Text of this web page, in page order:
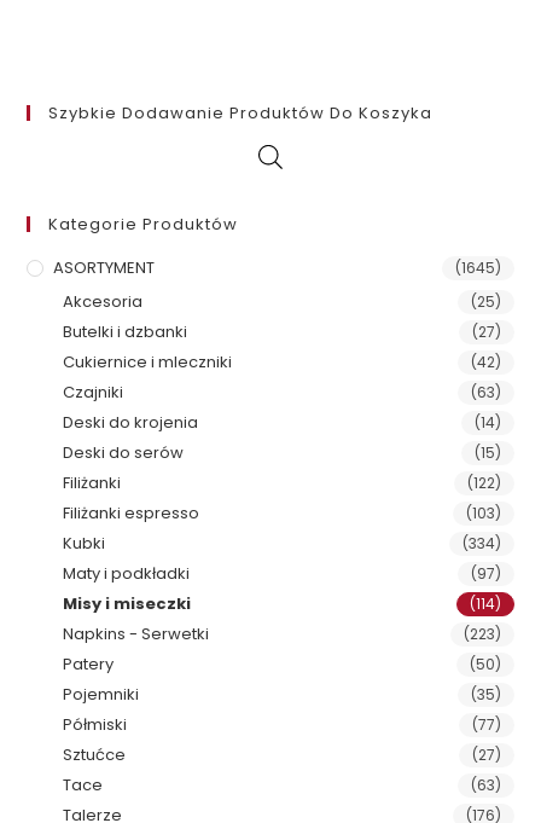
Szybkie Dodawanie Produktów Do Koszyka
Kategorie Produktów
ASORTYMENT
(1645)
Akcesoria (25)
Butelki i dzbanki (27)
Cukiernice i mleczniki (42)
Czajniki (63)
Deski do krojenia (14)
Deski do serów (15)
Filiżanki (122)
Filiżanki espresso (103)
Kubki (334)
Maty i podkładki (97)
Misy i miseczki (114)
Napkins - Serwetki (223)
Patery (50)
Pojemniki (35)
Półmiski (77)
Sztućce (27)
Tace (63)
Talerze (176)